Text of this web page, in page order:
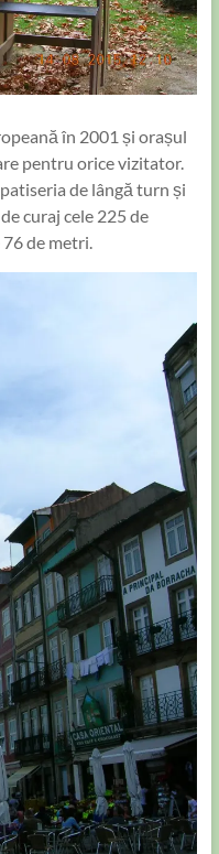
în 2001 și orașul
pentru orice vizitator.
de lângă turn și
curaj cele 225 de
de metri.